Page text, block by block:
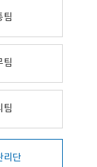
팀
팀
팀
리단